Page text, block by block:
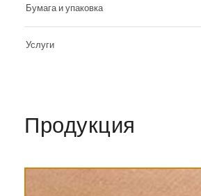
УСЛУГИ
Бумага и упаковка
Услуги
Продукция